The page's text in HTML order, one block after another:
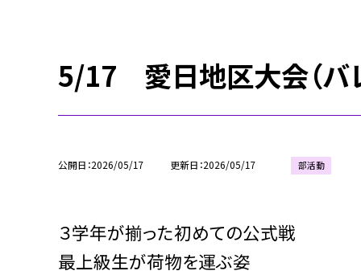
5/17 愛日地区大会（バ
公開日 2026/05/17 更新日 2026/05/17 部活動
３学年が揃った初めての公式戦
最上級生が荷物を運ぶ姿